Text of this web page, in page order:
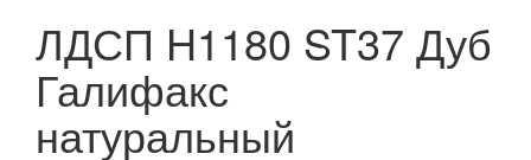
ЛДСП H1180 ST37 Дуб
Галифакс
натуральный